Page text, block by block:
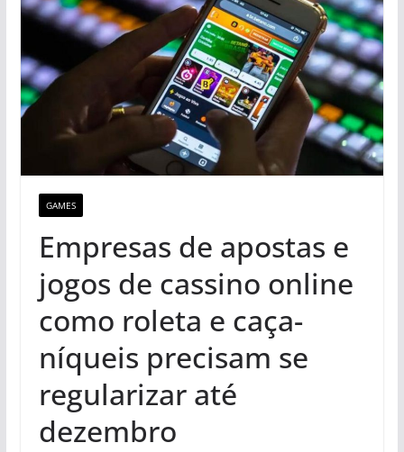
GAMES
Empresas de apostas e
jogos de cassino online
como roleta e caça-
níqueis precisam se
regularizar até
dezembro